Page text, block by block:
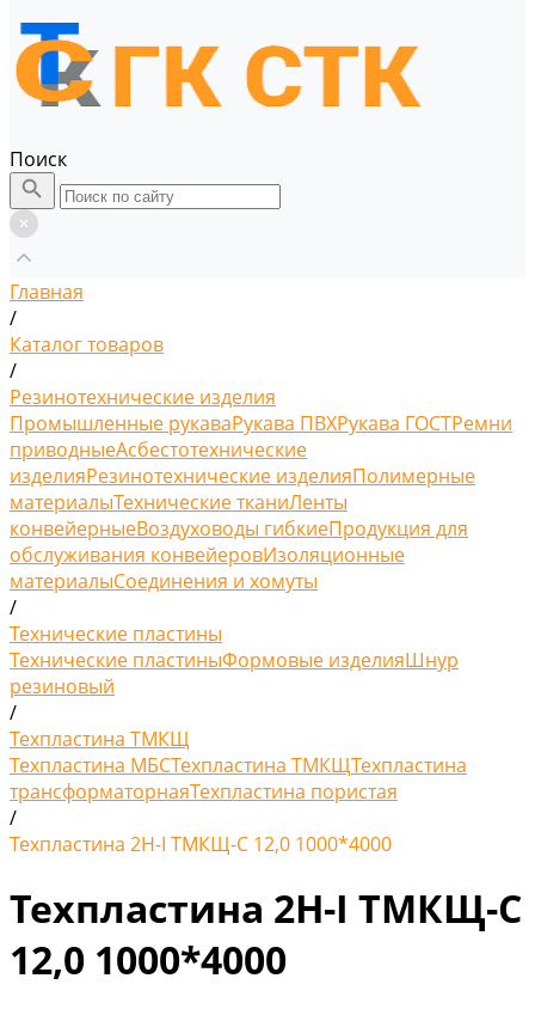
Поиск
Главная
/
Каталог товаров
/
Резинотехнические изделия
Промышленные рукаваРукава ПВХРукава ГОСТРемни
приводныеАсбестотехнические
изделияРезинотехнические изделияПолимерные
материалыТехнические тканиЛенты
конвейерныеВоздуховоды гибкиеПродукция для
обслуживания конвейеровИзоляционные
материалыСоединения и хомуты
/
Технические пластины
Технические пластиныФормовые изделияШнур
резиновый
/
Техпластина ТМКЩ
Техпластина МБСТехпластина ТМКЩТехпластина
трансформаторнаяТехпластина пористая
/
Техпластина 2Н-I ТМКЩ-С 12,0 1000*4000
Техпластина 2Н-I ТМКЩ-С
12,0 1000*4000